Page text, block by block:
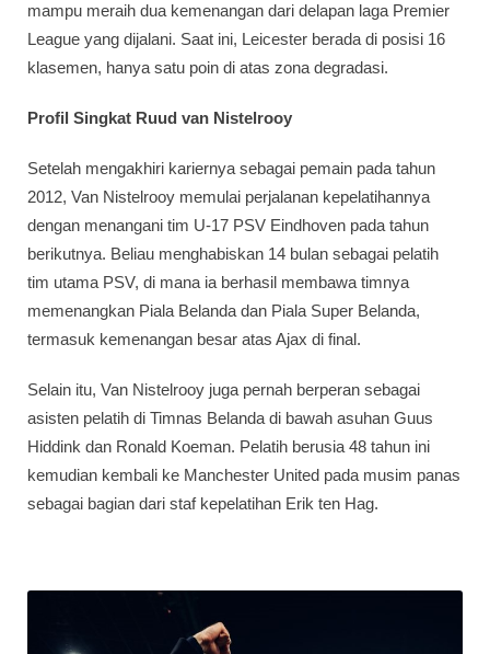
mampu meraih dua kemenangan dari delapan laga Premier
League yang dijalani. Saat ini, Leicester berada di posisi 16
klasemen, hanya satu poin di atas zona degradasi.
Profil Singkat Ruud van Nistelrooy
Setelah mengakhiri kariernya sebagai pemain pada tahun
2012, Van Nistelrooy memulai perjalanan kepelatihannya
dengan menangani tim U-17 PSV Eindhoven pada tahun
berikutnya. Beliau menghabiskan 14 bulan sebagai pelatih
tim utama PSV, di mana ia berhasil membawa timnya
memenangkan Piala Belanda dan Piala Super Belanda,
termasuk kemenangan besar atas Ajax di final.
Selain itu, Van Nistelrooy juga pernah berperan sebagai
asisten pelatih di Timnas Belanda di bawah asuhan Guus
Hiddink dan Ronald Koeman. Pelatih berusia 48 tahun ini
kemudian kembali ke Manchester United pada musim panas
sebagai bagian dari staf kepelatihan Erik ten Hag.